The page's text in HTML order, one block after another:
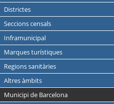
Districtes
Seccions censals
Inframunicipal
Marques turístiques
Regions sanitàries
Altres àmbits
Municipi de Barcelona